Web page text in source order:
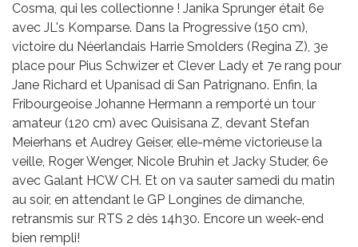
Cosma, qui les collectionne ! Janika Sprunger était 6e
avec JL's Komparse. Dans la Progressive (150 cm),
victoire du Néerlandais Harrie Smolders (Regina Z), 3e
place pour Pius Schwizer et Clever Lady et 7e rang pour
Jane Richard et Upanisad di San Patrignano. Enfin, la
Fribourgeoise Johanne Hermann a remporté un tour
amateur (120 cm) avec Quisisana Z, devant Stefan
Meierhans et Audrey Geiser, elle-même victorieuse la
veille, Roger Wenger, Nicole Bruhin et Jacky Studer, 6e
avec Galant HCW CH. Et on va sauter samedi du matin
au soir, en attendant le GP Longines de dimanche,
retransmis sur RTS 2 dès 14h30. Encore un week-end
bien rempli!